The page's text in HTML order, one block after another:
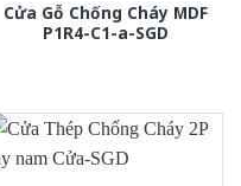
Cửa Gỗ Chống Cháy MDF
P1R4-C1-a-SGD